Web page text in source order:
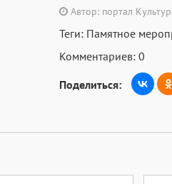
Автор: портал
Теги: Памятное
Комментариев: 0
Поделиться: